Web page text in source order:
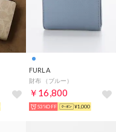
FURLA
財布 （ブルー）
￥16,800
53%OFF ¥1,000